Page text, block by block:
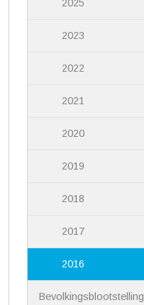
2025
2023
2022
2021
2020
2019
2018
2017
2016
Bevolkingsblootstelling